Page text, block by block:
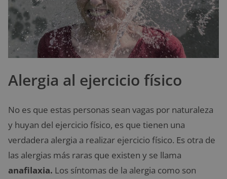
Alergia al ejercicio físico
No es que estas personas sean vagas por naturaleza
y huyan del ejercicio físico, es que tienen una
verdadera alergia a realizar ejercicio físico. Es otra de
las alergias más raras que existen y se llama
anafilaxia. Los síntomas de la alergia como son